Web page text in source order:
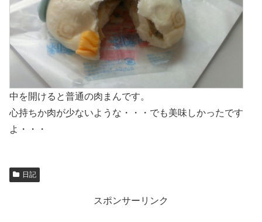
中を開けると普通の肉まんです。
心持ちか肉が少ないような・・・でも美味しかったです
よ・・・
日記
スポンサーリンク